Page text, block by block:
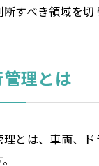
断すべき領域を切
理とは
理とは、車両、